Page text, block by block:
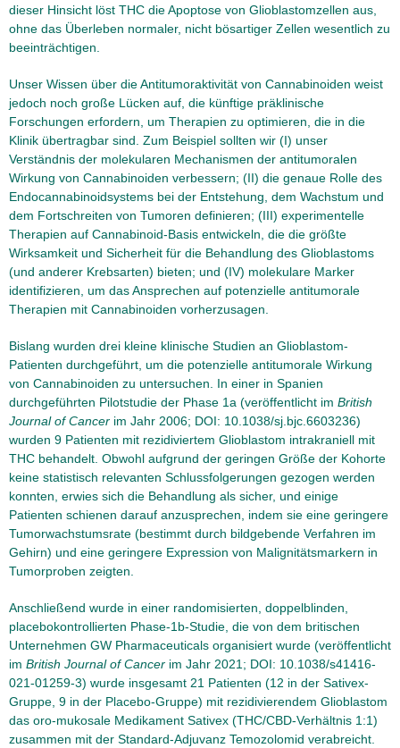
dieser Hinsicht löst THC die Apoptose von Glioblastomzellen aus,
ohne das Überleben normaler, nicht bösartiger Zellen wesentlich zu
beeinträchtigen.
Unser Wissen über die Antitumoraktivität von Cannabinoiden weist
jedoch noch große Lücken auf, die künftige präklinische
Forschungen erfordern, um Therapien zu optimieren, die in die
Klinik übertragbar sind. Zum Beispiel sollten wir (I) unser
Verständnis der molekularen Mechanismen der antitumoralen
Wirkung von Cannabinoiden verbessern; (II) die genaue Rolle des
Endocannabinoidsystems bei der Entstehung, dem Wachstum und
dem Fortschreiten von Tumoren definieren; (III) experimentelle
Therapien auf Cannabinoid-Basis entwickeln, die die größte
Wirksamkeit und Sicherheit für die Behandlung des Glioblastoms
(und anderer Krebsarten) bieten; und (IV) molekulare Marker
identifizieren, um das Ansprechen auf potenzielle antitumorale
Therapien mit Cannabinoiden vorherzusagen.
Bislang wurden drei kleine klinische Studien an Glioblastom-
Patienten durchgeführt, um die potenzielle antitumorale Wirkung
von Cannabinoiden zu untersuchen. In einer in Spanien
durchgeführten Pilotstudie der Phase 1a (veröffentlicht im British
Journal of Cancer im Jahr 2006; DOI: 10.1038/sj.bjc.6603236)
wurden 9 Patienten mit rezidiviertem Glioblastom intrakraniell mit
THC behandelt. Obwohl aufgrund der geringen Größe der Kohorte
keine statistisch relevanten Schlussfolgerungen gezogen werden
konnten, erwies sich die Behandlung als sicher, und einige
Patienten schienen darauf anzusprechen, indem sie eine geringere
Tumorwachstumsrate (bestimmt durch bildgebende Verfahren im
Gehirn) und eine geringere Expression von Malignitätsmarkern in
Tumorproben zeigten.
Anschließend wurde in einer randomisierten, doppelblinden,
placebokontrollierten Phase-1b-Studie, die von dem britischen
Unternehmen GW Pharmaceuticals organisiert wurde (veröffentlicht
im British Journal of Cancer im Jahr 2021; DOI: 10.1038/s41416-
021-01259-3) wurde insgesamt 21 Patienten (12 in der Sativex-
Gruppe, 9 in der Placebo-Gruppe) mit rezidivierendem Glioblastom
das oro-mukosale Medikament Sativex (THC/CBD-Verhältnis 1:1)
zusammen mit der Standard-Adjuvanz Temozolomid verabreicht.